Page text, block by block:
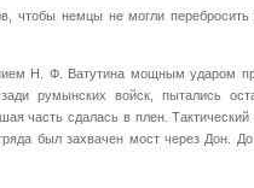
чтобы немцы не могли перебросить
Н. Ф. Ватутина мощным ударом
румынских войск, пытались
часть сдалась в плен.
был захвачен мост через Дон. До